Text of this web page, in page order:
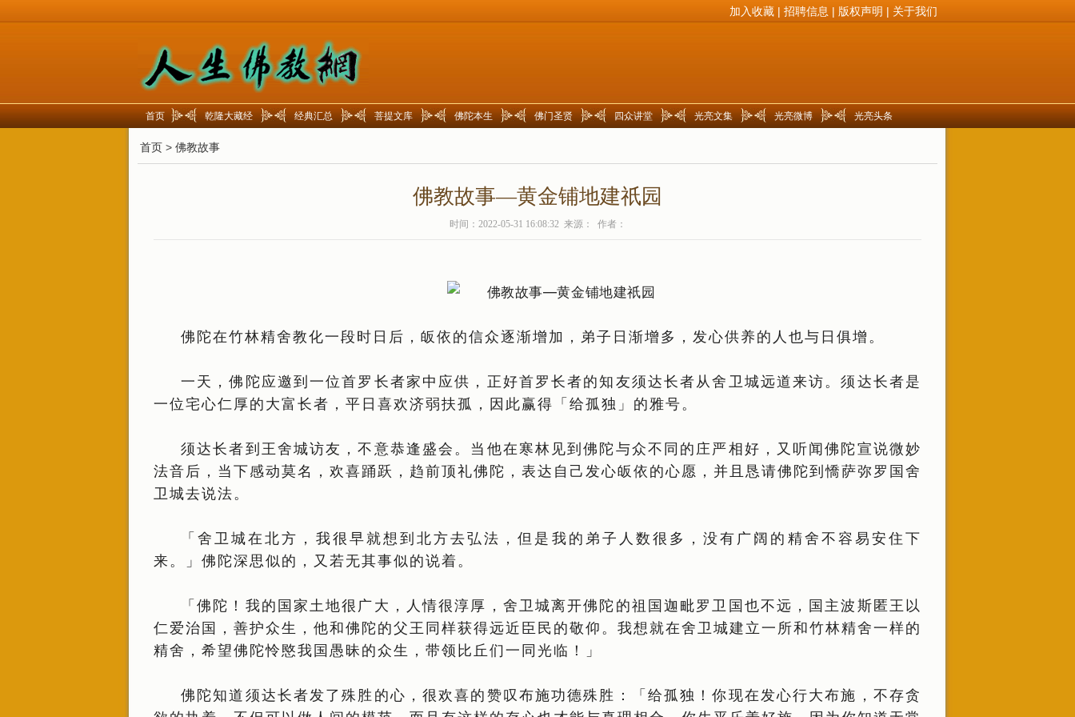
加入收藏 | 招聘信息 | 版权声明 | 关于我们
首页 乾隆大藏经 经典汇总 菩提文库 佛陀本生 佛门圣贤 四众讲堂 光亮文集 光亮微博 光亮头条
首页 > 佛教故事
佛教故事—黄金铺地建祇园
时间：2022-05-31 16:08:32 来源： 作者：
佛陀在竹林精舍教化一段时日后，皈依的信众逐渐增加，弟子日渐增多，发心供养的人也与日俱增。
一天，佛陀应邀到一位首罗长者家中应供，正好首罗长者的知友须达长者从舍卫城远道来访。须达长者是
一位宅心仁厚的大富长者，平日喜欢济弱扶孤，因此赢得「给孤独」的雅号。
须达长者到王舍城访友，不意恭逢盛会。当他在寒林见到佛陀与众不同的庄严相好，又听闻佛陀宣说微妙
法音后，当下感动莫名，欢喜踊跃，趋前顶礼佛陀，表达自己发心皈依的心愿，并且恳请佛陀到憍萨弥罗国舍
卫城去说法。
「舍卫城在北方，我很早就想到北方去弘法，但是我的弟子人数很多，没有广阔的精舍不容易安住下
来。」佛陀深思似的，又若无其事似的说着。
「佛陀！我的国家土地很广大，人情很淳厚，舍卫城离开佛陀的祖国迦毗罗卫国也不远，国主波斯匿王以
仁爱治国，善护众生，他和佛陀的父王同样获得远近臣民的敬仰。我想就在舍卫城建立一所和竹林精舍一样的
精舍，希望佛陀怜愍我国愚昧的众生，带领比丘们一同光临！」
佛陀知道须达长者发了殊胜的心，很欢喜的赞叹布施功德殊胜：「给孤独！你现在发心行大布施，不存贪